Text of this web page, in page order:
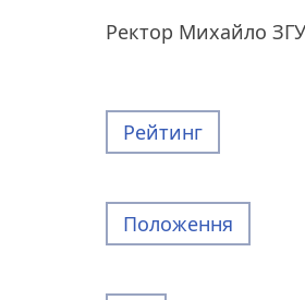
Ректор Михайло
Рейтинг
Положення